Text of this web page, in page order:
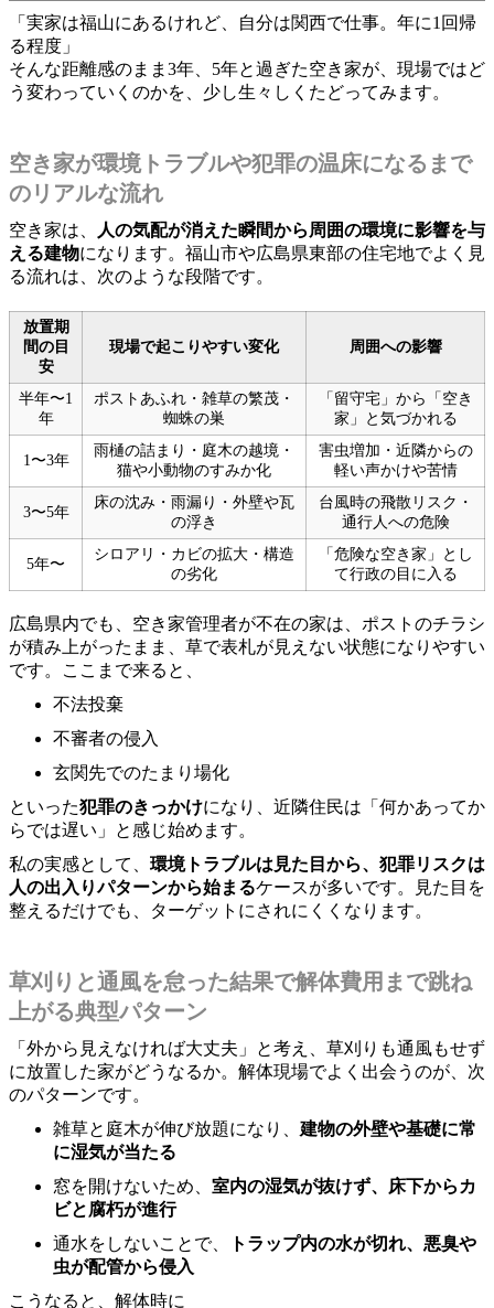
「実家は福山にあるけれど、自分は関西で仕事。年に1回帰
る程度」
そんな距離感のまま3年、5年と過ぎた空き家が、現場ではど
う変わっていくのかを、少し生々しくたどってみます。
空き家が環境トラブルや犯罪の温床になるまで
のリアルな流れ
空き家は、
人の気配が消えた瞬間から周囲の環境に影響を与
える建物になります。福山市や広島県東部の住宅地でよく見
る流れは、次のような段階です。
放置期
間の目
安
現場で起こりやすい変化 周囲への影響
半年〜1
年
ポストあふれ・雑草の繁茂・
蜘蛛の巣
「留守宅」から「空き
家」と気づかれる
1〜3年
雨樋の詰まり・庭木の越境・
猫や小動物のすみか化
害虫増加・近隣からの
軽い声かけや苦情
3〜5年
床の沈み・雨漏り・外壁や瓦
の浮き
台風時の飛散リスク・
通行人への危険
5年〜
シロアリ・カビの拡大・構造
の劣化
「危険な空き家」とし
て行政の目に入る
広島県内でも、空き家管理者が不在の家は、ポストのチラシ
が積み上がったまま、草で表札が見えない状態になりやすい
です。ここまで来ると、
不法投棄
不審者の侵入
玄関先でのたまり場化
といった犯罪のきっかけになり、近隣住民は「何かあってか
らでは遅い」と感じ始めます。
私の実感として、 環境トラブルは見た目から、犯罪リスクは
人の出入りパターンから始まるケースが多いです。見た目を
整えるだけでも、ターゲットにされにくくなります。
草刈りと通風を怠った結果で解体費用まで跳ね
上がる典型パターン
「外から見えなければ大丈夫」と考え、草刈りも通風もせず
に放置した家がどうなるか。解体現場でよく出会うのが、次
のパターンです。
雑草と庭木が伸び放題になり、 建物の外壁や基礎に常
に湿気が当たる
窓を開けないため、 室内の湿気が抜けず、床下からカ
ビと腐朽が進行
通水をしないことで、
トラップ内の水が切れ、悪臭や
虫が配管から侵入
こうなると、解体時に